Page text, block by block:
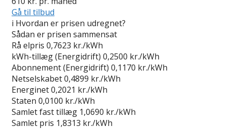
Gå til tilbud
i Hvordan er prisen udregnet?
Sådan er prisen sammensat
Rå elpris 0,7623 kr./kWh
kWh-tillæg (Energidrift) 0,2500 kr./kWh
Abonnement (Energidrift) 0,1170 kr./kWh
Netselskabet0,4899 kr./kWh
Energinet0,2021 kr./kWh
Staten 0,0100 kr./kWh
Samlet fast tillæg 1,0690 kr./kWh
Samlet pris 1,8313 kr./kWh